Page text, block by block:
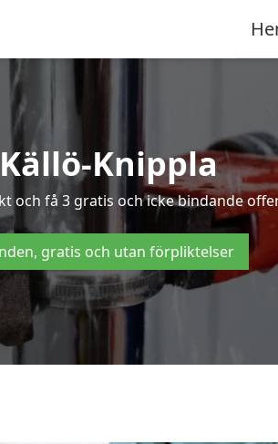
Källö-Knippla
och få 3 gratis och icke bindande
gratis och utan förpliktelser